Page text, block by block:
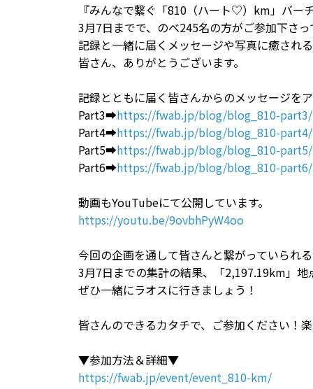
『みんなで繋ぐ「810（ハート♡）km」バー
3月7日までで、のべ245名の方がご参加下さっ
記録と一緒に届くメッセージや写真に癒される
皆さん、ありがとうございます。
記録とともに届く皆さんからのメッセージを
Part3➡https://fwab.jp/blog/blog_810-part3/
Part4➡https://fwab.jp/blog/blog_810-part4/
Part5➡https://fwab.jp/blog/blog_810-part5/
Part6➡https://fwab.jp/blog/blog_810-part6/
動画もYouTubeにて公開しています。
https://youtu.be/9ovbhPyW4oo
今回の企画を通して皆さんと繋がっていられ
3月7日までの集計の結果、「2,197.19km」
ぜひ一緒にラオスに行きましょう！
皆さんのできるカタチで、ご参加ください！
▼参加方法＆詳細▼
https://fwab.jp/event/event_810-km/